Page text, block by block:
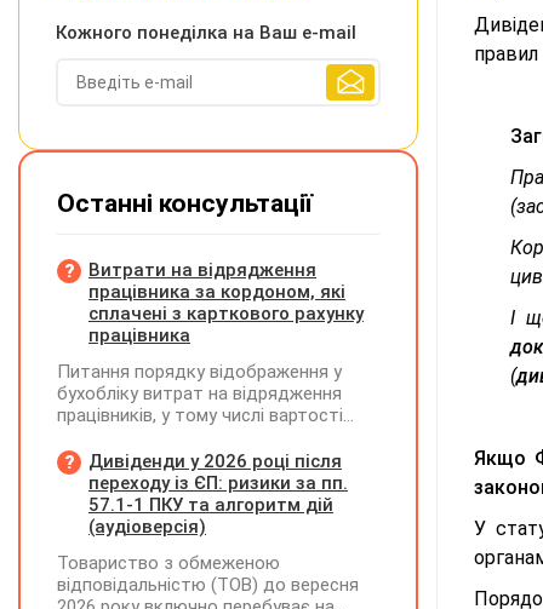
правил
І
(
Якщо
У
Кожного понеділка на Ваш e-mail
Останні консультації
Витрати на відрядження
працівника за кордоном, які
сплачені з карткового рахунку
працівника
Питання порядку відображення у
бухобліку витрат на відрядження
працівників, у тому числі вартості
карткового рахунку працівника та
підтвердження таких операцій
первинними документами, належать
до компетенції Мінфіну
Дивіденди у 2026 році після
переходу із ЄП: ризики за пп.
57.1-1 ПКУ та алгоритм дій
(аудіоверсія)
Товариство з обмеженою
відповідальністю (ТОВ) до вересня